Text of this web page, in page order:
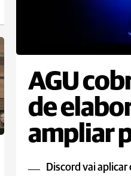
AGU
de
ampliar
Discord vai